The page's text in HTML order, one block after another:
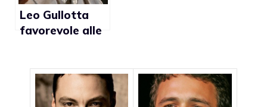
Leo Gullotta
favorevole alle